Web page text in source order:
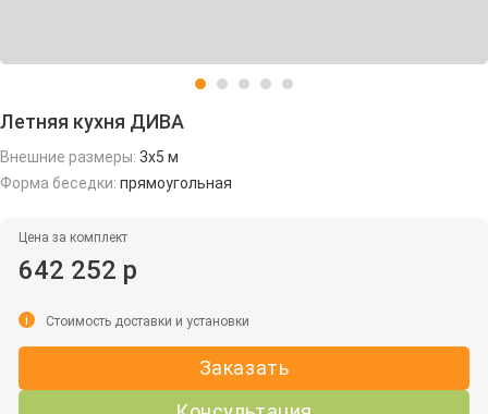
Летняя кухня ДИВА
Внешние размеры: 3х5 м
Форма беседки: прямоугольная
Цена за комплект
642 252 р
Заказать
i Стоимость доставки и установки